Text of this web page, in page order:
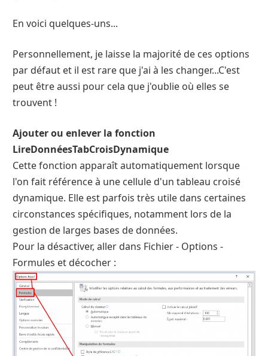
En voici quelques-uns...
Personnellement, je laisse la majorité de ces options
par défaut et il est rare que j'ai à les changer...C'est
peut être aussi pour cela que j'oublie où elles se
trouvent !
Ajouter ou enlever la fonction
LireDonnéesTabCroisDynamique
Cette fonction apparaît automatiquement lorsque
l'on fait référence à une cellule d'un tableau croisé
dynamique. Elle est parfois très utile dans certaines
circonstances spécifiques, notamment lors de la
gestion de larges bases de données.
Pour la désactiver, aller dans Fichier - Options -
Formules et décocher :